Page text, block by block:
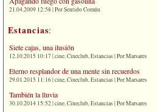
21.04.2009 12:58 | Por Sentido Común
Estancias:
Siete cajas, una ilusión
12.10.2015 10:17 | cine, Cineclub, Estancias | Por Marsares
Eterno resplandor de una mente sin recuerdos
29.01.2015 11:16 | cine, Cineclub, Estancias | Por Marsares
También la lluvia
30.10.2014 15:52 | cine, Cineclub, Estancias | Por Marsares